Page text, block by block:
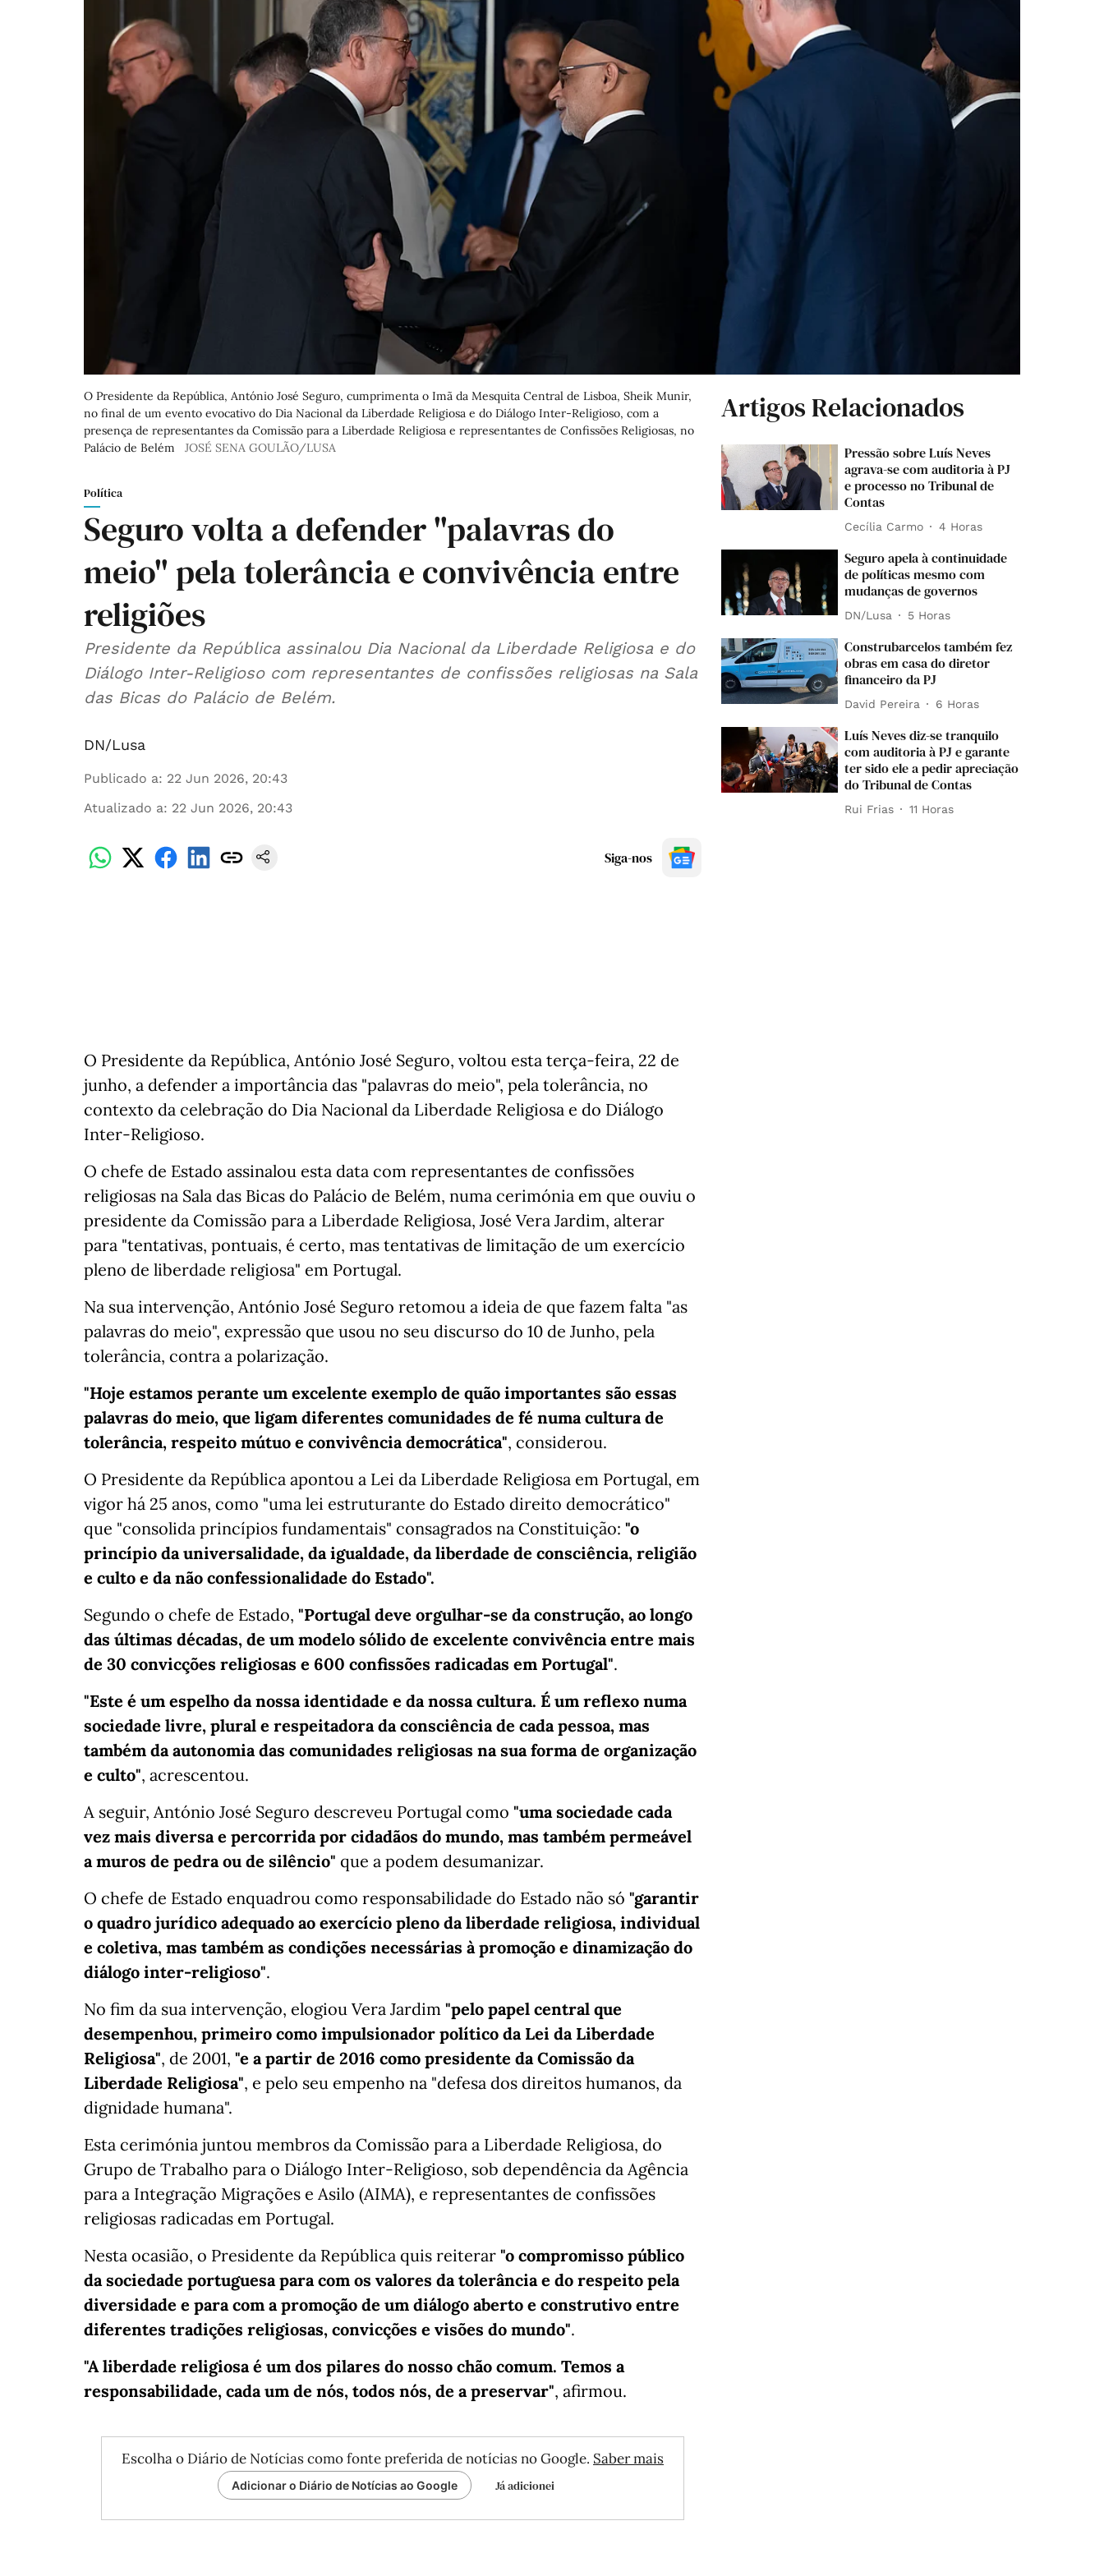
O Presidente da República, António José Seguro, cumprimenta o Imã da Mesquita Central de Lisboa, Sheik Munir,
no final de um evento evocativo do Dia Nacional da Liberdade Religiosa e do Diálogo Inter-Religioso, com a
presença de representantes da Comissão para a Liberdade Religiosa e representantes de Confissões Religiosas, no
Palácio de Belém
JOSÉ SENA GOULÃO/LUSA
Política
Seguro volta a defender "palavras do
meio" pela tolerância e convivência entre
religiões
Presidente da República assinalou Dia Nacional da Liberdade Religiosa e do
Diálogo Inter-Religioso com representantes de confissões religiosas na Sala
das Bicas do Palácio de Belém.
DN/Lusa
Publicado a: 22 Jun 2026, 20:43
Atualizado a: 22 Jun 2026, 20:43
Siga-nos
O Presidente da República, António José Seguro, voltou esta terça-feira, 22 de
junho, a defender a importância das "palavras do meio", pela tolerância, no
contexto da celebração do Dia Nacional da Liberdade Religiosa e do Diálogo
Inter-Religioso.
O chefe de Estado assinalou esta data com representantes de confissões
religiosas na Sala das Bicas do Palácio de Belém, numa cerimónia em que ouviu o
presidente da Comissão para a Liberdade Religiosa, José Vera Jardim, alterar
para "tentativas, pontuais, é certo, mas tentativas de limitação de um exercício
pleno de liberdade religiosa" em Portugal.
Na sua intervenção, António José Seguro retomou a ideia de que fazem falta "as
palavras do meio", expressão que usou no seu discurso do 10 de Junho, pela
tolerância, contra a polarização.
"Hoje estamos perante um excelente exemplo de quão importantes são essas
palavras do meio, que ligam diferentes comunidades de fé numa cultura de
tolerância, respeito mútuo e convivência democrática", considerou.
O Presidente da República apontou a Lei da Liberdade Religiosa em Portugal, em
vigor há 25 anos, como "uma lei estruturante do Estado direito democrático"
que "consolida princípios fundamentais" consagrados na Constituição: "o
princípio da universalidade, da igualdade, da liberdade de consciência, religião
e culto e da não confessionalidade do Estado".
Segundo o chefe de Estado, "Portugal deve orgulhar-se da construção, ao longo
das últimas décadas, de um modelo sólido de excelente convivência entre mais
de 30 convicções religiosas e 600 confissões radicadas em Portugal".
"Este é um espelho da nossa identidade e da nossa cultura. É um reflexo numa
sociedade livre, plural e respeitadora da consciência de cada pessoa, mas
também da autonomia das comunidades religiosas na sua forma de organização
e culto", acrescentou.
A seguir, António José Seguro descreveu Portugal como "uma sociedade cada
vez mais diversa e percorrida por cidadãos do mundo, mas também permeável
a muros de pedra ou de silêncio" que a podem desumanizar.
O chefe de Estado enquadrou como responsabilidade do Estado não só "garantir
o quadro jurídico adequado ao exercício pleno da liberdade religiosa, individual
e coletiva, mas também as condições necessárias à promoção e dinamização do
diálogo inter-religioso".
No fim da sua intervenção, elogiou Vera Jardim "pelo papel central que
desempenhou, primeiro como impulsionador político da Lei da Liberdade
Religiosa", de 2001, "e a partir de 2016 como presidente da Comissão da
Liberdade Religiosa", e pelo seu empenho na "defesa dos direitos humanos, da
dignidade humana".
Esta cerimónia juntou membros da Comissão para a Liberdade Religiosa, do
Grupo de Trabalho para o Diálogo Inter-Religioso, sob dependência da Agência
para a Integração Migrações e Asilo (AIMA), e representantes de confissões
religiosas radicadas em Portugal.
Nesta ocasião, o Presidente da República quis reiterar "o compromisso público
da sociedade portuguesa para com os valores da tolerância e do respeito pela
diversidade e para com a promoção de um diálogo aberto e construtivo entre
diferentes tradições religiosas, convicções e visões do mundo".
"A liberdade religiosa é um dos pilares do nosso chão comum. Temos a
responsabilidade, cada um de nós, todos nós, de a preservar", afirmou.
Escolha o Diário de Notícias como fonte preferida de notícias no Google. Saber mais
Adicionar o Diário de Notícias ao Google Já adicionei
Artigos Relacionados
Pressão sobre Luís Neves
agrava-se com auditoria à PJ
e processo no Tribunal de
Contas
Cecília Carmo 4 Horas
Seguro apela à continuidade
de políticas mesmo com
mudanças de governos
DN/Lusa 5 Horas
Construbarcelos também fez
obras em casa do diretor
financeiro da PJ
David Pereira 6 Horas
Luís Neves diz-se tranquilo
com auditoria à PJ e garante
ter sido ele a pedir apreciação
do Tribunal de Contas
Rui Frias 11 Horas